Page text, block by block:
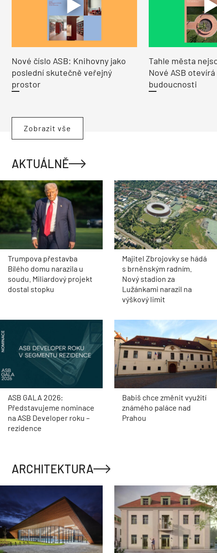
Nové číslo ASB: Knihovny jako
poslední skutečně veřejný
prostor
Tahle města
Nové ASB
budoucnosti
Zobrazit vše
AKTUÁLNĚ
Trumpova přestavba
Bílého domu narazila u
soudu. Miliardový projekt
dostal stopku
Majitel Zbrojovky se hádá
s brněnským radním.
Nový stadion za
Lužánkami narazil na
výškový limit
ASB GALA 2026:
Představujeme nominace
na ASB Developer roku –
rezidence
Babiš chce změnit využití
známého paláce nad
Prahou
ARCHITEKTURA